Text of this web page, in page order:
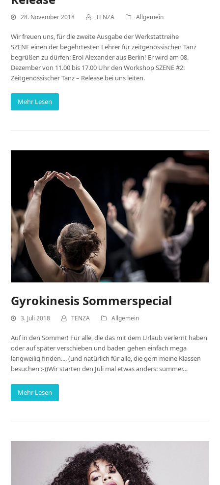
28. November 2018 TENZA Allgemein
Wir freuen uns, für die zweite Ausgabe der Werkstattreihe
SZENE einen der begehrtesten Lehrer für zeitgenössischen Tanz
begrüßen zu dürfen: Erol Alexander aus Berlin! Er wird am 08.
Dezember von 11.00 bis 17.00 Uhr den Workshop SZENE #2:
Zeitgenössischer Tanz – Release bei uns leiten.
Mehr Lesen
Gyrokinesis Sommerspecial
3. Juli 2018 TENZA Allgemein
Auf in den Sommer! Für alle, die das mit dem Urlaub verlernt haben
oder auf später verschieben und baden gehen einfach mega
langweilig finden.... (und natürlich für alle, die gern meine Klassen
besuchen :-))Wir starten den Juli mal etwas anders: summer…
Mehr Lesen